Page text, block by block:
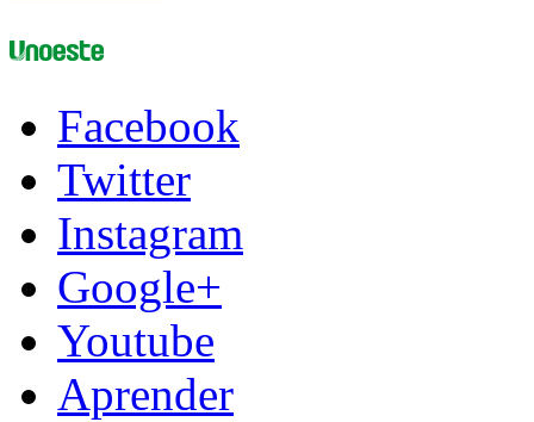
Facebook
Twitter
Instagram
Google+
Youtube
Aprender